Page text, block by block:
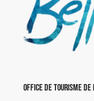
Office de Tourisme